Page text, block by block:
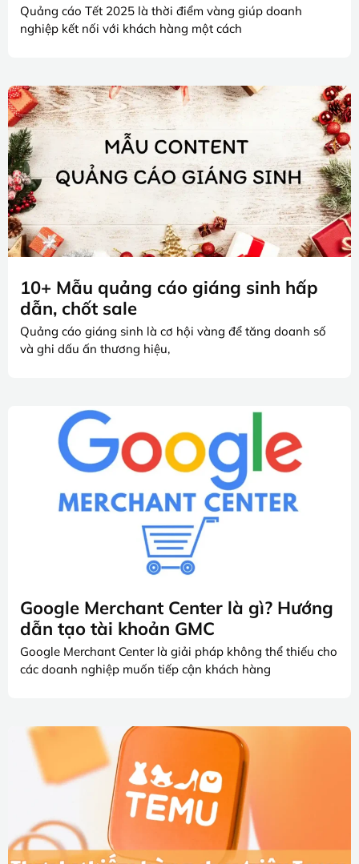
Quảng cáo Tết 2025 là thời điểm vàng giúp doanh
nghiệp kết nối với khách hàng một cách
10+ Mẫu quảng cáo giáng sinh hấp
dẫn, chốt sale
Quảng cáo giáng sinh là cơ hội vàng để tăng doanh số
và ghi dấu ấn thương hiệu,
Google Merchant Center là gì? Hướng
dẫn tạo tài khoản GMC
Google Merchant Center là giải pháp không thể thiếu cho
các doanh nghiệp muốn tiếp cận khách hàng